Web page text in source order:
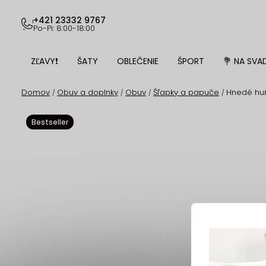
obsah
+421 23332 9767
Po-Pi: 8:00-18:00
ZĽAVY❗ ŠATY OBLEČENIE ŠPORT 💐 NA
Domov / Obuv a doplnky / Obuv / Šľapky a papuče / Hnedé
Bestseller